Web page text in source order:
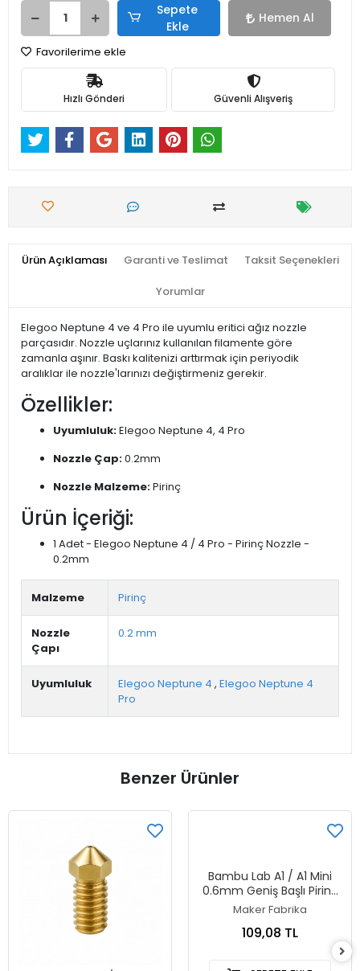
Sepete
Ekle
Hemen Al
Favorilerime ekle
Hızlı Gönderi Güvenli Alışveriş
Ürün Açıklaması Garanti ve Teslimat Taksit Seçenekleri
Yorumlar
Elegoo Neptune 4 ve 4 Pro ile uyumlu eritici ağız nozzle
parçasıdır. Nozzle uçlarınız kullanılan filamente göre
zamanla aşınır. Baskı kalitenizi arttırmak için periyodik
aralıklar ile nozzle'larınızı değiştirmeniz gerekir.
Özellikler:
Uyumluluk:Elegoo Neptune 4, 4 Pro
Nozzle Çap:0.2mm
Nozzle Malzeme:Pirinç
Ürün İçeriği:
1 Adet - Elegoo Neptune 4 / 4 Pro - Pirinç Nozzle -
0.2mm
Malzeme Pirinç
Nozzle
Çapı
0.2 mm
Uyumluluk Elegoo Neptune 4 , Elegoo Neptune 4
Pro
Benzer Ürünler
Bambu Lab A1 / A1 Mini
0.6mm Geniş Başlı Pirinç
Nozzle
Maker Fabrika
109,08 TL